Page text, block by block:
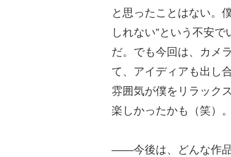
と思ったことはない。
しれない”という不安
だ。でも今回は、カメ
て、アイディアも出し
雰囲気が僕をリラック
楽しかったかも（笑）。
――今後は、どんな作